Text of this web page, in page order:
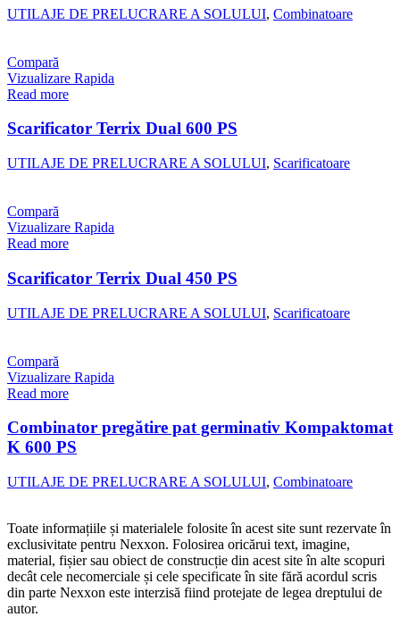
UTILAJE DE PRELUCRARE A SOLULUI, Combinatoare
Compară
Vizualizare Rapida
Read more
Scarificator Terrix Dual 600 PS
UTILAJE DE PRELUCRARE A SOLULUI, Scarificatoare
Compară
Vizualizare Rapida
Read more
Scarificator Terrix Dual 450 PS
UTILAJE DE PRELUCRARE A SOLULUI, Scarificatoare
Compară
Vizualizare Rapida
Read more
Combinator pregătire pat germinativ Kompaktomat
K 600 PS
UTILAJE DE PRELUCRARE A SOLULUI, Combinatoare
Toate informațiile și materialele folosite în acest site sunt rezervate în
exclusivitate pentru Nexxon. Folosirea oricărui text, imagine,
material, fișier sau obiect de construcție din acest site în alte scopuri
decât cele necomerciale și cele specificate în site fără acordul scris
din parte Nexxon este interzisă fiind protejate de legea dreptului de
autor.